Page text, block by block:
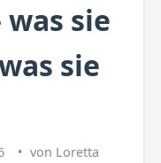
sie
sie
von Loretta